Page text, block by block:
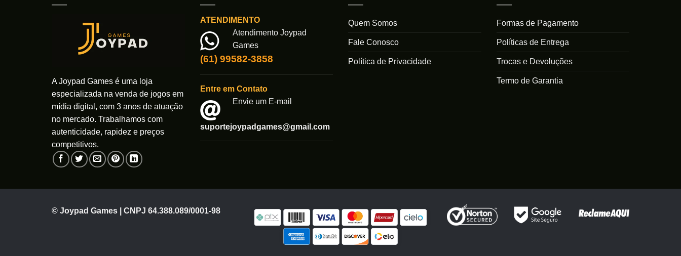
A Joypad Games é uma loja
especializada na venda de jogos em
mídia digital, com 3 anos de atuação
no mercado. Trabalhamos com
autenticidade, rapidez e preços
competitivos.
ATENDIMENTO
Atendimento Joypad
Games
(61) 99582-3858
Entre em Contato
Envie um E-mail
suportejoypadgames@gmail.com
Quem Somos
Fale Conosco
Política de Privacidade
Formas de Pagamento
Políticas de Entrega
Trocas e Devoluções
Termo de Garantia
© Joypad Games | CNPJ 64.388.089/0001-98